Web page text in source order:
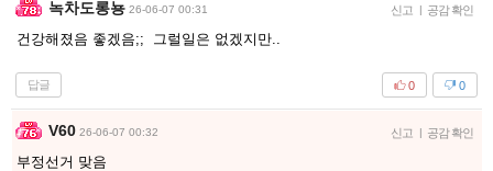
녹차도롱뇽 26-06-07 00:31 신고 | 공감 확인
건강해졌음 좋겠음;; 그럴일은 없겠지만..
답글 0
0
V60 26-06-07 00:32 신고 | 공감 확인
부정선거 맞음